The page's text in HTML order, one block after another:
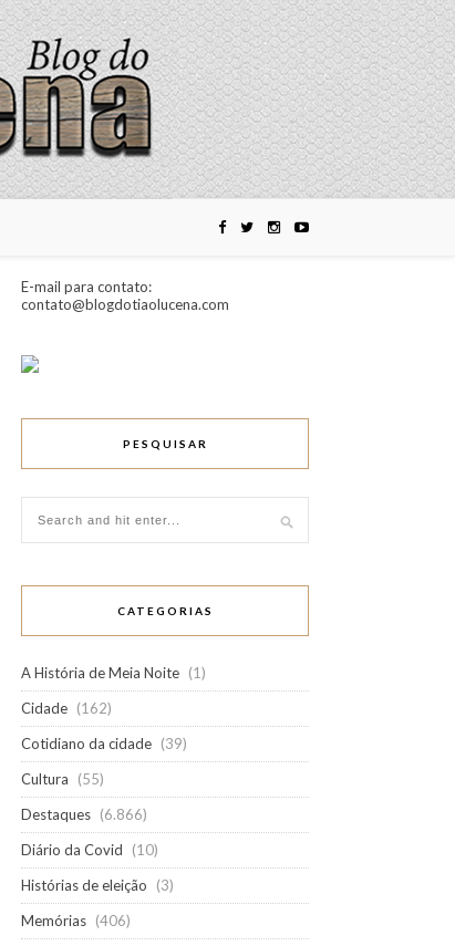
E-mail para contato:
contato@blogdotiaolucena.com
PESQUISAR
CATEGORIAS
A História de Meia Noite (1)
Cidade (162)
Cotidiano da cidade (39)
Cultura
(55)
Destaques (6.866)
Diário da Covid
(10)
Histórias de eleição
(3)
Memórias (406)